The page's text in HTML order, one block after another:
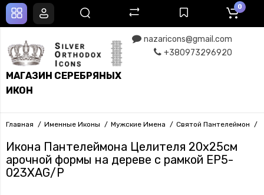
МАГАЗИН СЕРЕБРЯНЫХ
ИКОН
nazaricons@gmail.com
+380973296920
0
Главная Именные Иконы Мужские Имена Святой Пантелеймон
Икона Пантелеймона Целителя 20х25см
арочной формы на дереве с рамкой EP5-
023XAG/P